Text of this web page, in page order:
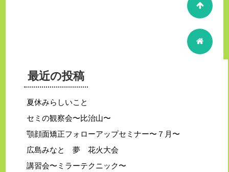
最近の投稿
夏休みらしいこと
セミの観察会〜比治山〜
顎顔面矯正フォローアップセミナー〜７月〜
広島みなと 夢 花火大会
講習会〜ミラーテクニック〜